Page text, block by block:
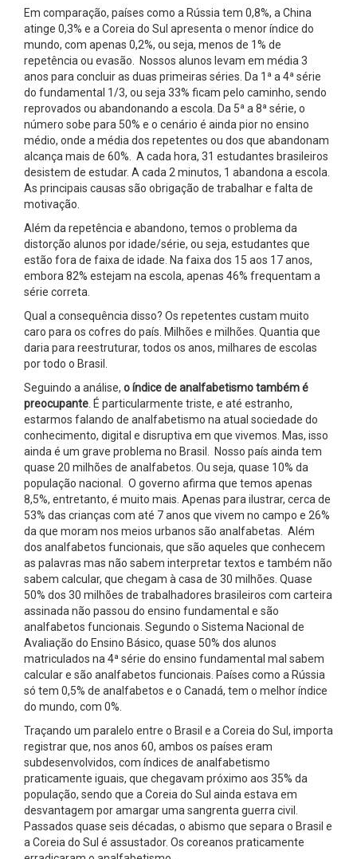
Em comparação, países como a Rússia tem 0,8%, a China
atinge 0,3% e a Coreia do Sul apresenta o menor índice do
mundo, com apenas 0,2%, ou seja, menos de 1% de
repetência ou evasão. Nossos alunos levam em média 3
anos para concluir as duas primeiras séries. Da 1ª a 4ª série
do fundamental 1/3, ou seja 33% ficam pelo caminho, sendo
reprovados ou abandonando a escola. Da 5ª a 8ª série, o
número sobe para 50% e o cenário é ainda pior no ensino
médio, onde a média dos repetentes ou dos que abandonam
alcança mais de 60%. A cada hora, 31 estudantes brasileiros
desistem de estudar. A cada 2 minutos, 1 abandona a escola.
As principais causas são obrigação de trabalhar e falta de
motivação.
Além da repetência e abandono, temos o problema da
distorção alunos por idade/série, ou seja, estudantes que
estão fora de faixa de idade. Na faixa dos 15 aos 17 anos,
embora 82% estejam na escola, apenas 46% frequentam a
série correta.
Qual a consequência disso? Os repetentes custam muito
caro para os cofres do país. Milhões e milhões. Quantia que
daria para reestruturar, todos os anos, milhares de escolas
por todo o Brasil.
Seguindo a análise, o índice de analfabetismo também é
preocupante . É particularmente triste, e até estranho,
estarmos falando de analfabetismo na atual sociedade do
conhecimento, digital e disruptiva em que vivemos. Mas, isso
ainda é um grave problema no Brasil. Nosso país ainda tem
quase 20 milhões de analfabetos. Ou seja, quase 10% da
população nacional. O governo afirma que temos apenas
8,5%, entretanto, é muito mais. Apenas para ilustrar, cerca de
53% das crianças com até 7 anos que vivem no campo e 26%
da que moram nos meios urbanos são analfabetas. Além
dos analfabetos funcionais, que são aqueles que conhecem
as palavras mas não sabem interpretar textos e também não
sabem calcular, que chegam à casa de 30 milhões. Quase
50% dos 30 milhões de trabalhadores brasileiros com carteira
assinada não passou do ensino fundamental e são
analfabetos funcionais. Segundo o Sistema Nacional de
Avaliação do Ensino Básico, quase 50% dos alunos
matriculados na 4ª série do ensino fundamental mal sabem
calcular e são analfabetos funcionais. Países como a Rússia
só tem 0,5% de analfabetos e o Canadá, tem o melhor índice
do mundo, com 0%.
Traçando um paralelo entre o Brasil e a Coreia do Sul, importa
registrar que, nos anos 60, ambos os países eram
subdesenvolvidos, com índices de analfabetismo
praticamente iguais, que chegavam próximo aos 35% da
população, sendo que a Coreia do Sul ainda estava em
desvantagem por amargar uma sangrenta guerra civil.
Passados quase seis décadas, o abismo que separa o Brasil e
a Coreia do Sul é assustador. Os coreanos praticamente